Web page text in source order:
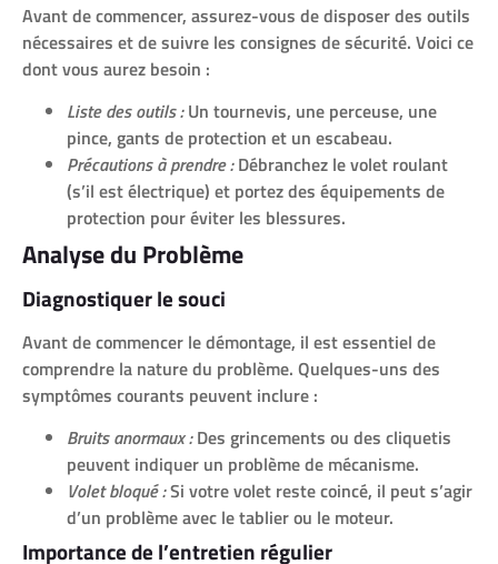
Avant de commencer, assurez-vous de disposer des outils
nécessaires et de suivre les consignes de sécurité. Voici ce
dont vous aurez besoin :
Liste des outils :Un tournevis, une perceuse, une
pince, gants de protection et un escabeau.
Précautions à prendre :Débranchez le volet roulant
(s’il est électrique) et portez des équipements de
protection pour éviter les blessures.
Analyse du Problème
Diagnostiquer le souci
Avant de commencer le démontage, il est essentiel de
comprendre la nature du problème. Quelques-uns des
symptômes courants peuvent inclure :
Bruits anormaux :Des grincements ou des cliquetis
peuvent indiquer un problème de mécanisme.
Volet bloqué :Si votre volet reste coincé, il peut s’agir
d’un problème avec le tablier ou le moteur.
Importance de l’entretien régulier